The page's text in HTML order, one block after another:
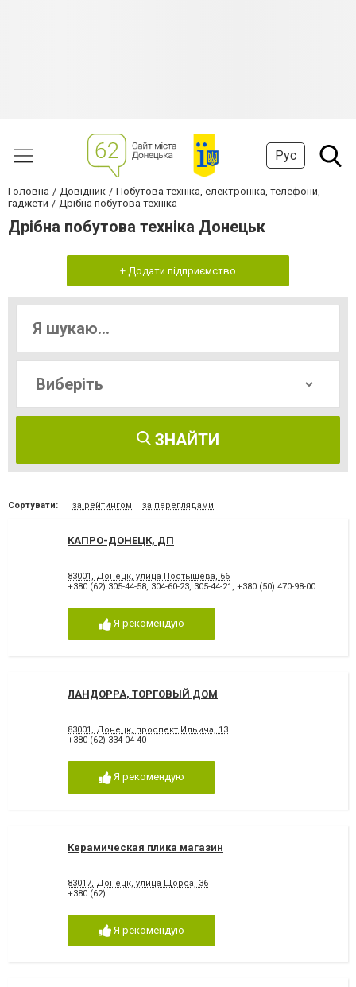
Рус
Головна Довідник
Побутова техніка, електроніка, телефони,
гаджети
Дрібна побутова техніка
Дрібна побутова техніка Донецьк
+ Додати підприємство
ЗНАЙТИ
Сортувати: за рейтингом за переглядами
КАПРО-ДОНЕЦК, ДП
83001, Донецк, улица Постышева, 66
+380 (62) 305-44-58, 304-60-23, 305-44-21 , +380 (50) 470-98-00
Я рекомендую
ЛАНДОРРА, ТОРГОВЫЙ ДОМ
83001, Донецк, проспект Ильича, 13
+380 (62) 334-04-40
Я рекомендую
Керамическая плика магазин
83017, Донецк, улица Щорса, 36
+380 (62)
Я рекомендую